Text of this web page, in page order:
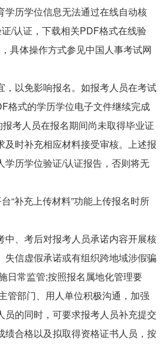
历学位信息无法通过在线自动核
/认证，下载相关PDF格式在线验
具体操作方式参见中国人事考试网
以免影响报名。如报考人员在考试
格式的学历学位电子文件继续完成
考人员在报名期间尚未取得毕业证
时补充相应材料接受审核。上述报
历学位验证/认证报告，否则将无
“补充上传材料”功能上传报名时所
、考后对报考人员承诺内容开展核
信虚假承诺或有组织跨地域涉假骗
日常监管;按照报名属地化管理要
管部门、用人单位积极沟通，加强
的同时，可要求报考人员补充提交
合格以及拟取得资格证书人员，按